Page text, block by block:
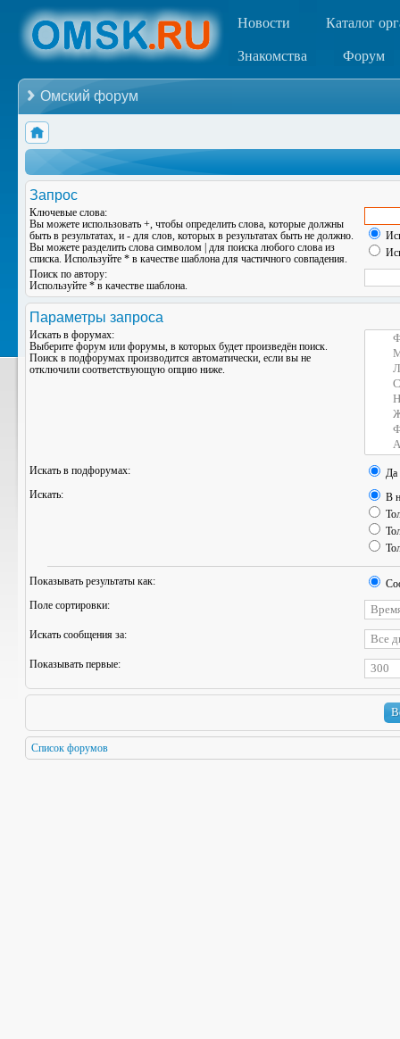
Новости Каталог
Знакомства Форум
Омский форум
Запрос
Ключевые слова:
Вы можете использовать +, чтобы определить слова, которые должны
быть в результатах, и - для слов, которых в результатах быть не должно.
Вы можете разделить слова символом для поиска любого слова из
списка. Используйте * в качестве шаблона для частичного совпадения.
Поиск по автору:
Используйте * в качестве шаблона.
Параметры запроса
Искать в форумах:
Выберите форум или форумы, в которых будет произведён поиск.
Поиск в подфорумах производится автоматически, если вы не
отключили соответствующую опцию ниже.
Искать в подфорумах:
Да
Искать:
В
Показывать результаты как:
Поле сортировки:
Искать сообщения за:
Показывать первые:
Список форумов